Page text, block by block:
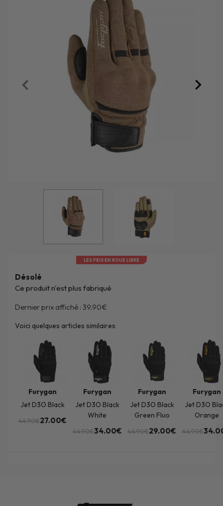
LES PRIX EN ROUE LIBRE
Désolé
Ce produit n'est plus fabriqué
Dernier prix affiché : 39.90€
Voici quelques articles similaires
Furygan
Jet D3O Black
44.90€27.00€
Furygan
Jet D3O Black
White
44.90€34.00€
Furygan
Jet D3O Black
Green Fluo
44.90€29.00€
Furygan
Jet D3O
Orange
44.90€